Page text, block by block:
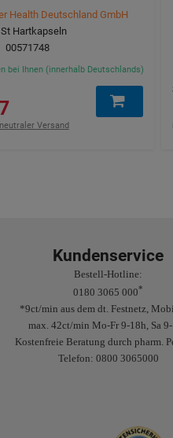
Health Deutschland GmbH
St Hartkapseln
00571748
bei Ihnen (innerhalb Deutschlands)
Versand
Kundenservice
Bestell-Hotline:
0180 3065 000*
*9ct/min aus dem dt. Festnetz,
max. 42ct/min Mo-Fr 9-18h, Sa
Kostenfreie Beratung durch pharm.
Telefon: 0800 3065000